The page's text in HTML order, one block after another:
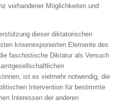
vorhandener Möglichkeiten und
dieser diktatorischen
krisenexponierten Elemente des
faschistische Diktatur als Versuch
ist es vielmehr notwendig, die
Intervention für bestimmte
Interessen der anderen